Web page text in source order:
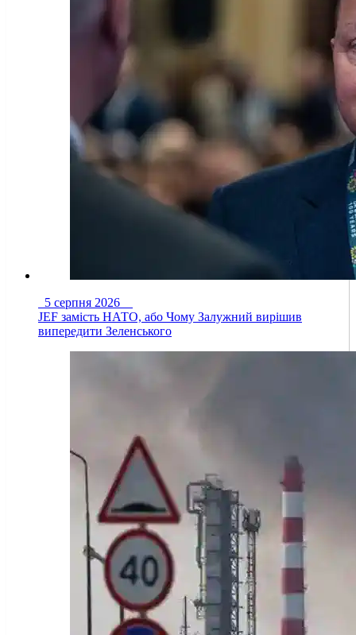
5 серпня 2026
JEF замість НАТО, або Чому Залужний вирішив
випередити Зеленського